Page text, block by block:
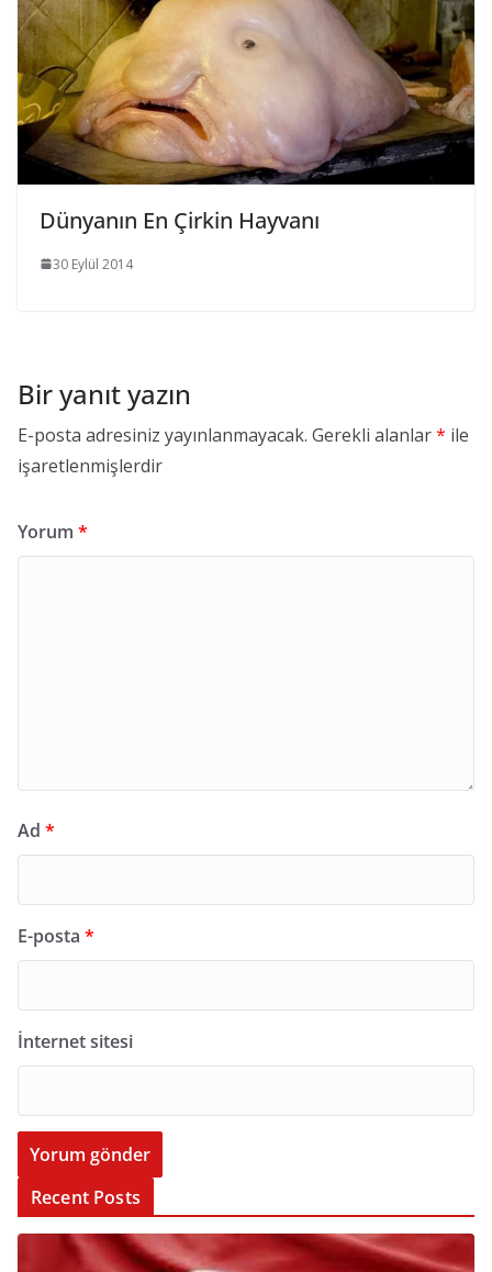
Dünyanın En Çirkin Hayvanı
30 Eylül 2014
Bir yanıt yazın
E-posta adresiniz yayınlanmayacak. Gerekli alanlar* ile
işaretlenmişlerdir
Yorum *
Ad *
E-posta *
İnternet sitesi
Recent Posts